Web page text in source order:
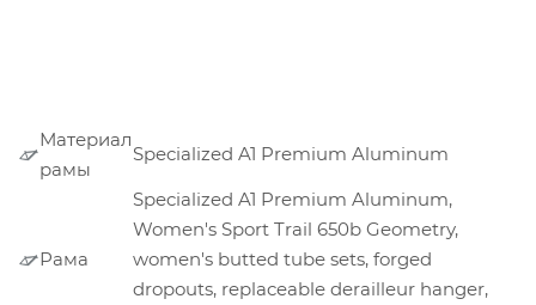
Материал
рамы
Specialized A1 Premium Aluminum
Рама
Specialized A1 Premium Aluminum,
Women's Sport Trail 650b Geometry,
women's butted tube sets, forged
dropouts, replaceable derailleur hanger,